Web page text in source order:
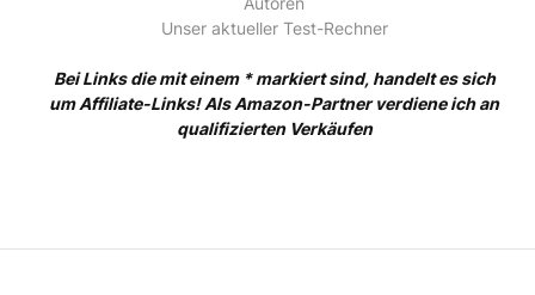
Unser aktueller Test-Rechner
Bei Links die mit einem * markiert sind, handelt es sich
um Affiliate-Links! Als Amazon-Partner verdiene ich an
qualifizierten Verkäufen